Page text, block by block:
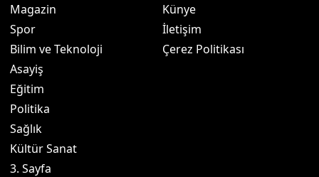
Magazin
Spor
Bilim ve Teknoloji
Asayiş
Eğitim
Politika
Sağlık
Kültür Sanat
3. Sayfa
Künye
İletişim
Çerez Politikası